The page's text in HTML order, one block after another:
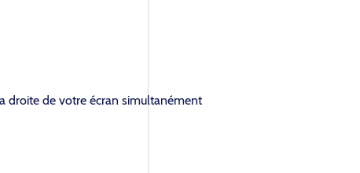
droite de votre écran simultanément